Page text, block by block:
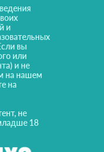
и
вы
или
и не
на нашем
на
не
18